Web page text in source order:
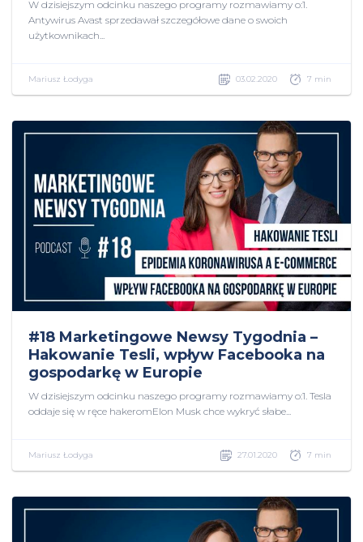
W dzisiejszym odcinku naszego programy rozmawiamy o:1.
Antywirus Avast sprzedawał szczegółowe dane o swoich
użytkownikach...
Mariusz Łodyga 03.02.2020 7 min
#18 Marketingowe Newsy Tygodnia –
Hakowanie Tesli, wpływ Facebooka na
gospodarkę w Europie
W dzisiejszym odcinku naszego programy rozmawiamy o:1. Tesla
oddaje się w ręce hakeromElon Musk chce wykryć słabe...
Mariusz Łodyga 27.01.2020 7 min